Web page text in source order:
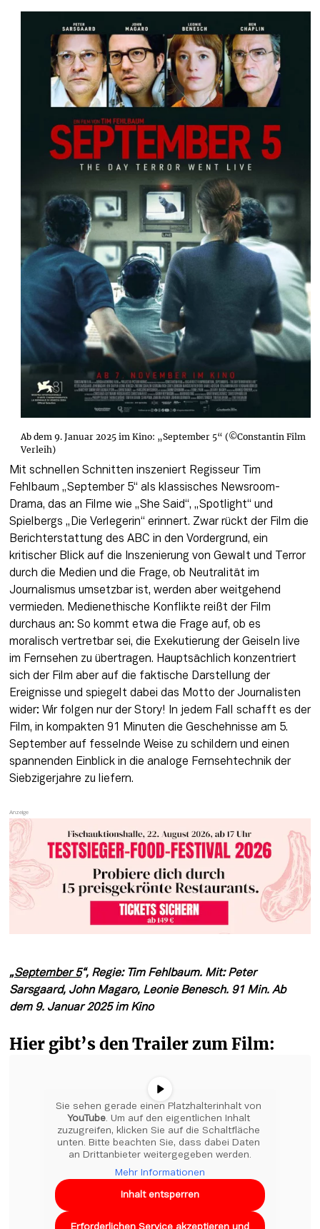
Ab dem 9. Januar 2025 im Kino: „September 5“ (©Constantin Film
Verleih)
Mit schnellen Schnitten inszeniert Regisseur Tim
Fehlbaum „September 5“ als klassisches Newsroom-
Drama, das an Filme wie „She Said“, „Spotlight“ und
Spielbergs „Die Verlegerin“ erinnert. Zwar rückt der Film die
Berichterstattung des ABC in den Vordergrund, ein
kritischer Blick auf die Inszenierung von Gewalt und Terror
durch die Medien und die Frage, ob Neutralität im
Journalismus umsetzbar ist, werden aber weitgehend
vermieden. Medienethische Konflikte reißt der Film
durchaus an: So kommt etwa die Frage auf, ob es
moralisch vertretbar sei, die Exekutierung der Geiseln live
im Fernsehen zu übertragen. Hauptsächlich konzentriert
sich der Film aber auf die faktische Darstellung der
Ereignisse und spiegelt dabei das Motto der Journalisten
wider: Wir folgen nur der Story! In jedem Fall schafft es der
Film, in kompakten 91 Minuten die Geschehnisse am 5.
September auf fesselnde Weise zu schildern und einen
spannenden Einblick in die analoge Fernsehtechnik der
Siebzigerjahre zu liefern.
„September 5“, Regie: Tim Fehlbaum. Mit: Peter
Sarsgaard, John Magaro, Leonie Benesch. 91 Min. Ab
dem 9. Januar 2025 im Kino
Hier gibt’s den Trailer zum Film:
YouTube. Um auf den eigentlichen Inhalt
zuzugreifen, klicken Sie auf die Schaltfläche
unten. Bitte beachten Sie, dass dabei Daten
an Drittanbieter weitergegeben werden.
Mehr Informationen
Inhalt entsperren